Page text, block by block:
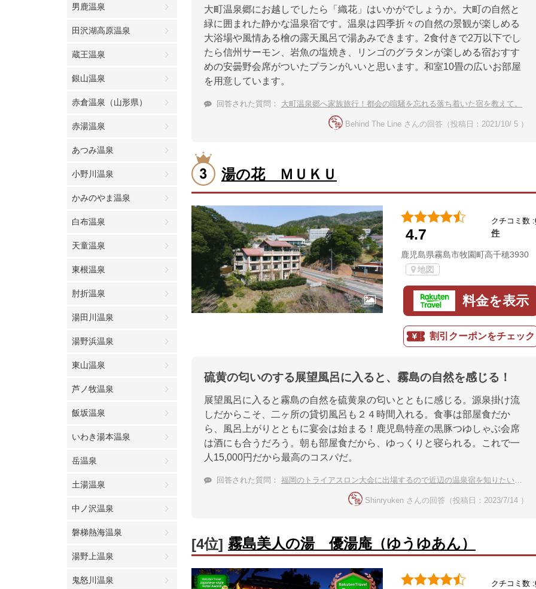
男鹿温泉
田沢湖高原温泉
蔵王温泉
銀山温泉
赤倉温泉（山形県）
赤湯温泉
あつみ温泉
小野川温泉
かみのやま温泉
白布温泉
天童温泉
東根温泉
肘折温泉
湯田川温泉
湯野浜温泉
東山温泉
芦ノ牧温泉
飯坂温泉
いわき湯本温泉
岳温泉
土湯温泉
中ノ沢温泉
磐梯熱海温泉
湯野上温泉
鬼怒川温泉
大町温泉郷にお越しでしたら「織花」はいかがでしょうか。大町の自然と
緑に囲まれた静かな温泉宿です。温泉は四季折々の自然の景観が楽しめる
大浴場や風情ある檜の露天風呂で湯あみできます。2食付きで2万以下でし
たら信州サーモン、岩魚の塩焼き、リンゴのグラタンが楽しめる宿おすす
めの安曇野会席がついたプランがいいと思います。和室10畳の広いお部屋
を用意しています。
回答された質問： 大町温泉郷へ家族旅行！都会の喧騒を忘れる落ち着いた宿を教えて。
Behind The Line さんの回答（投稿日：2021/10/ 5 ）
湯の花 ＭＵＫＵ
4.7
クチコミ数 :
件
鹿児島県霧島市牧園町高千穂3930
地図
料金を表示
割引クーポンをチェック
硫黄の匂いのする展望風呂に入ると、霧島の自然を感じる！
展望風呂に入ると霧島の自然を硫黄泉の匂いとともに感じる。源泉掛け流
しだからこそ、二ヶ所の貸切風呂も２４時間入れる。食事は部屋食だか
ら、風呂上がりとともに宴会は始まる！鹿児島特産の黒豚つゆしゃぶ会席
は酒にも合うだろう。朝も部屋食だから、ゆっくりと寝られる。これで一
人15,000円だから最高のコスパだ。
回答された質問： 福岡のトライアスロン大会に出場するので近辺の温泉宿を知りたいです。
Shinryuken さんの回答（投稿日：2023/7/14 ）
[4位] 霧島美人の湯 優湯庵（ゆうゆあん）
クチコミ数 :